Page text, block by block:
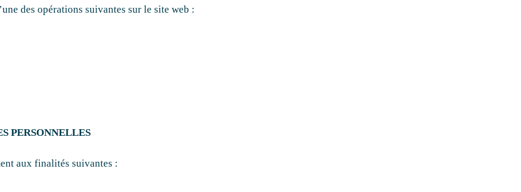
des opérations suivantes sur le site web :
PERSONNELLES
aux finalités suivantes :